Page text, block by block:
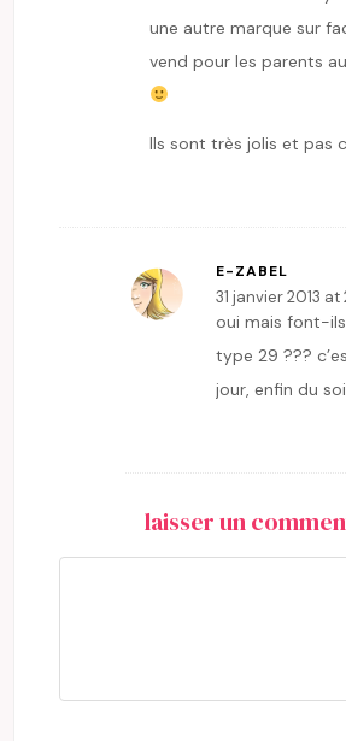
une autre marque sur
vend pour les parents
Ils sont très jolis et pas
E-ZABEL
31 janvier 2013 at
oui mais font-
type 29 ???
jour, enfin du
laisser un